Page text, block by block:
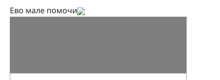
Ево мале помочи